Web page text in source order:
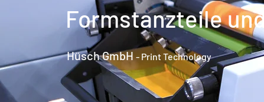
Formstanzteile
Hüsch GmbH- Print Technology